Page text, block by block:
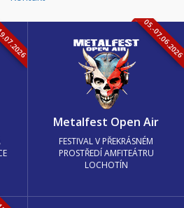
05.-
Metalfest Open Air
FESTIVAL V PŘEKRÁSNÉM
PROSTŘEDÍ AMFITEÁTRU
LOCHOTÍN